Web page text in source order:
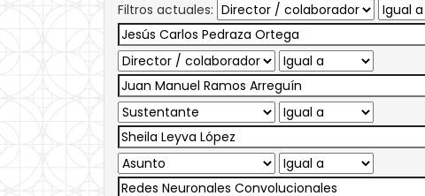
Filtros actuales: